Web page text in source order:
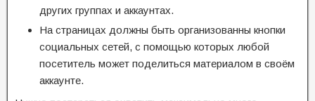
других группах и аккаунтах.
На страницах должны быть организованны кнопки
социальных сетей, с помощью которых любой
посетитель может поделиться материалом в своём
аккаунте.